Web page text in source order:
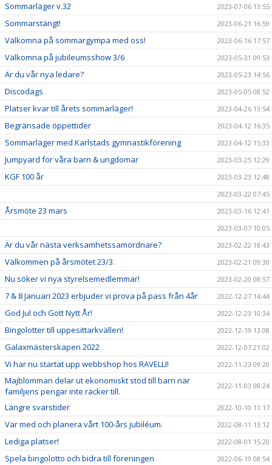
Sommarläger v.32 2023-07-06 13:55
Sommarstängt! 2023-06-21 16:59
Välkomna på sommargympa med oss! 2023-06-16 17:57
Välkomna på jubileumsshow 3/6 2023-05-31 09:53
Är du vår nya ledare? 2023-05-23 14:56
Discodags 2023-05-05 08:52
Platser kvar till årets sommarläger! 2023-04-26 13:54
Begränsade öppettider 2023-04-12 16:35
Sommarläger med Karlstads gymnastikförening 2023-04-12 15:33
Jumpyard för våra barn & ungdomar 2023-03-25 12:29
KGF 100 år
2023-03-23 12:48
2023-03-22 07:45
Årsmöte 23 mars
2023-03-16 12:41
2023-03-07 10:05
Är du vår nästa verksamhetssamordnare? 2023-02-22 18:43
Välkommen på årsmötet 23/3. 2023-02-21 09:30
Nu söker vi nya styrelsemedlemmar! 2023-02-20 08:57
7 & 8 Januari 2023 erbjuder vi prova på pass från 4år 2022-12-27 14:44
God Jul och Gott Nytt År! 2022-12-23 10:34
Bingolotter till uppesittarkvällen! 2022-12-19 13:08
Galaxmästerskapen 2022 2022-12-07 21:02
Vi har nu startat upp webbshop hos RAVELLI! 2022-11-23 09:20
Majblomman delar ut ekonomiskt stöd till barn när
familjens pengar inte räcker till.
2022-11-03 08:24
Längre svarstider 2022-10-10 11:17
Var med och planera vårt 100-års jubiléum. 2022-08-11 13:12
Lediga platser! 2022-08-01 15:20
Spela bingolotto och bidra till föreningen 2022-06-19 08:54